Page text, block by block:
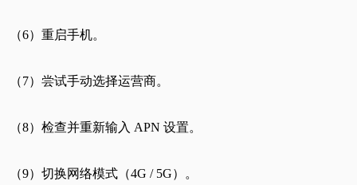
（6）重启手机。
（7）尝试手动选择运营商。
（8）检查并重新输入 APN 设置。
（9）切换网络模式（4G / 5G）。